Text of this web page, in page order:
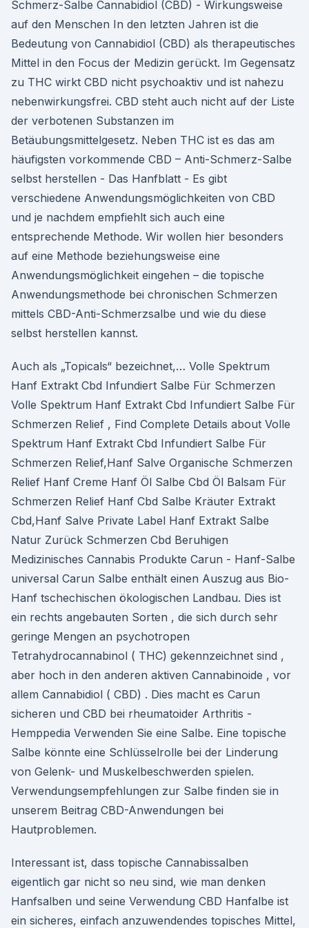
Schmerz-Salbe Cannabidiol (CBD) - Wirkungsweise
auf den Menschen In den letzten Jahren ist die
Bedeutung von Cannabidiol (CBD) als therapeutisches
Mittel in den Focus der Medizin gerückt. Im Gegensatz
zu THC wirkt CBD nicht psychoaktiv und ist nahezu
nebenwirkungsfrei. CBD steht auch nicht auf der Liste
der verbotenen Substanzen im
Betäubungsmittelgesetz. Neben THC ist es das am
häufigsten vorkommende CBD – Anti-Schmerz-Salbe
selbst herstellen - Das Hanfblatt - Es gibt
verschiedene Anwendungsmöglichkeiten von CBD
und je nachdem empfiehlt sich auch eine
entsprechende Methode. Wir wollen hier besonders
auf eine Methode beziehungsweise eine
Anwendungsmöglichkeit eingehen – die topische
Anwendungsmethode bei chronischen Schmerzen
mittels CBD-Anti-Schmerzsalbe und wie du diese
selbst herstellen kannst.
Auch als „Topicals“ bezeichnet,… Volle Spektrum
Hanf Extrakt Cbd Infundiert Salbe Für Schmerzen
Volle Spektrum Hanf Extrakt Cbd Infundiert Salbe Für
Schmerzen Relief , Find Complete Details about Volle
Spektrum Hanf Extrakt Cbd Infundiert Salbe Für
Schmerzen Relief,Hanf Salve Organische Schmerzen
Relief Hanf Creme Hanf Öl Salbe Cbd Öl Balsam Für
Schmerzen Relief Hanf Cbd Salbe Kräuter Extrakt
Cbd,Hanf Salve Private Label Hanf Extrakt Salbe
Natur Zurück Schmerzen Cbd Beruhigen
Medizinisches Cannabis Produkte Carun - Hanf-Salbe
universal Carun Salbe enthält einen Auszug aus Bio-
Hanf tschechischen ökologischen Landbau. Dies ist
ein rechts angebauten Sorten , die sich durch sehr
geringe Mengen an psychotropen
Tetrahydrocannabinol ( THC) gekennzeichnet sind ,
aber hoch in den anderen aktiven Cannabinoide , vor
allem Cannabidiol ( CBD) . Dies macht es Carun
sicheren und CBD bei rheumatoider Arthritis -
Hemppedia Verwenden Sie eine Salbe. Eine topische
Salbe könnte eine Schlüsselrolle bei der Linderung
von Gelenk- und Muskelbeschwerden spielen.
Verwendungsempfehlungen zur Salbe finden sie in
unserem Beitrag CBD-Anwendungen bei
Hautproblemen.
Interessant ist, dass topische Cannabissalben
eigentlich gar nicht so neu sind, wie man denken
Hanfsalben und seine Verwendung CBD Hanfalbe ist
ein sicheres, einfach anzuwendendes topisches Mittel,